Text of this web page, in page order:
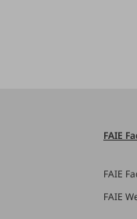
FAIE
FAIE
FAIE